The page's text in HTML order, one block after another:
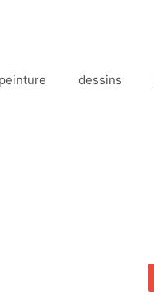
peinture dessins